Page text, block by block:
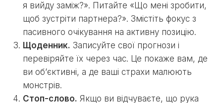
я вийду заміж?». Питайте «Що мені зробити,
щоб зустріти партнера?». Змістіть фокус з
пасивного очікування на активну позицію.
Щоденник. Записуйте свої прогнози і
перевіряйте їх через час. Це покаже вам, де
ви об’єктивні, а де ваші страхи малюють
монстрів.
Стоп-слово. Якщо ви відчуваєте, що рука